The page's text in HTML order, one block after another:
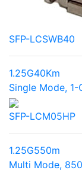
SFP-LCSWB40
1.25G40Km
Single Mode, 1-
SFP-LCM05HP
1.25G550m
Multi Mode,